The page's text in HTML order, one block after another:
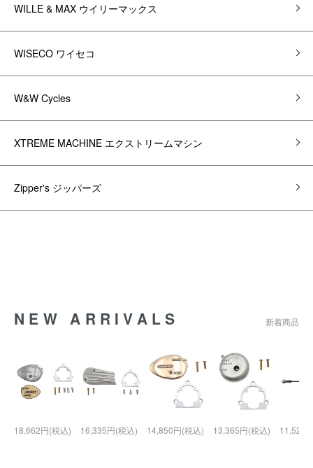
WILLE & MAX ウイリーマックス
WISECO ワイセコ
W&W Cycles
XTREME MACHINE エクストリームマシン
Zipper's ジッパーズ
NEW ARRIVALS 新着商品
18,662円(税込) 16,335円(税込) 14,850円(税込) 13,365円(税込) 11,528